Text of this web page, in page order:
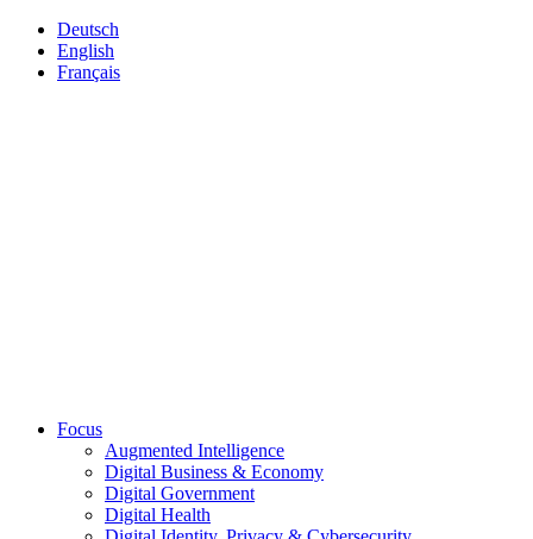
Deutsch
English
Français
Focus
Augmented Intelligence
Digital Business & Economy
Digital Government
Digital Health